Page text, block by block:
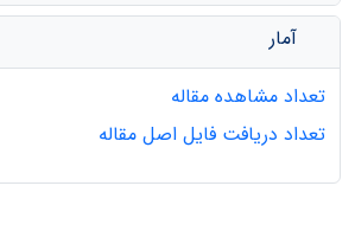
آمار
تعداد مشاهده مقاله
تعداد دریافت فایل اصل مقاله